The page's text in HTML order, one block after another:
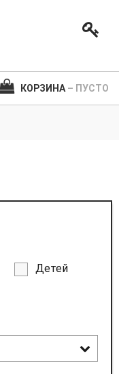
КОРЗИНА – ПУСТО
Детей